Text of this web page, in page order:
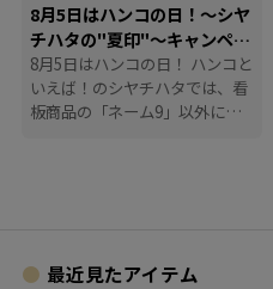
8月5日はハンコの日！～シヤ
チハタの"夏印"～キャンペー
ン
8月5日はハンコの日！ ハンコと
いえば！のシヤチハタでは、看
板商品の「ネーム9」以外に
最近見たアイテム